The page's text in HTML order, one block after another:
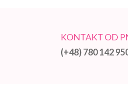
KONTAKT OD
(+48) 780 142